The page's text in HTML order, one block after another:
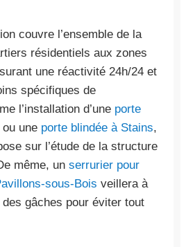
couvre l’ensemble de la
résidentiels aux zones
une réactivité 24h/24 et
spécifiques de
l’installation d’une porte
ou une porte blindée à Stains,
sur l’étude de la structure
même, un serrurier pour
sous-Bois veillera à
des gâches pour éviter tout